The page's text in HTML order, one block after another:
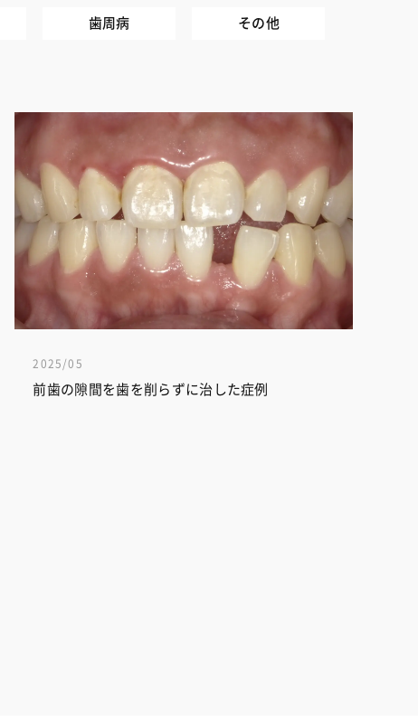
歯周病 その他
2025/05
前歯の隙間を歯を削らずに治した症例